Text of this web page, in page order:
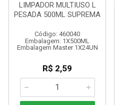
LIMPADOR MULTIUSO L
PESADA 500ML SUPREMA
Código: 460040
Embalagem: 1X500ML
Embalagem Master 1X24UN
R$ 2,59